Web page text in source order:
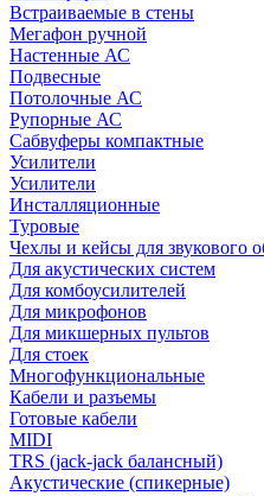
Встраиваемые в стены
Мегафон ручной
Настенные АС
Подвесные
Потолочные АС
Рупорные АС
Сабвуферы компактные
Усилители
Усилители
Инсталляционные
Туровые
Чехлы и кейсы для звукового
Для акустических систем
Для комбоусилителей
Для микрофонов
Для микшерных пультов
Для стоек
Многофункциональные
Кабели и разъемы
Готовые кабели
MIDI
TRS (jack-jack балансный)
Акустические (спикерные)